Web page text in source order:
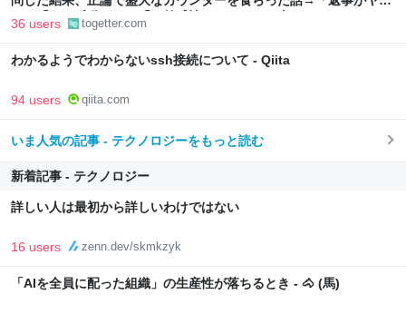
い」「AIの反乱か？」「お前感情あるだろ」の声も
36 users togetter.com
わかるようでわからないssh接続について - Qiita
94 users qiita.com
いま人気の記事 - テクノロジーをもっと読む
新着記事 - テクノロジー
詳しい人は最初から詳しいわけではない
16 users zenn.dev/skmkzyk
「AIを全員に配った組織」の生産性が落ちるとき - 🐴 (馬)